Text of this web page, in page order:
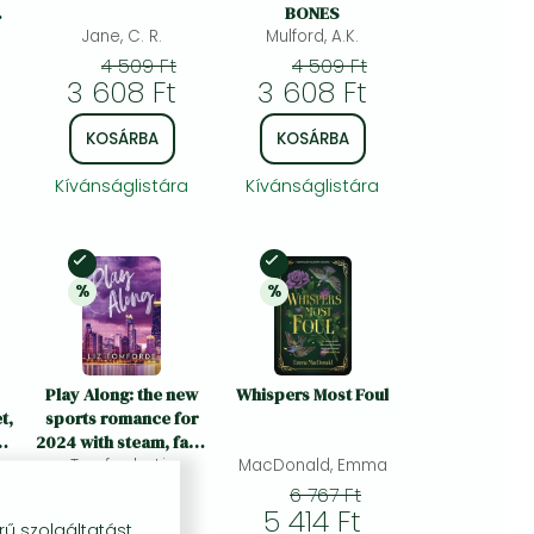
Jane, C. R.
4 509 Ft
3 608 Ft
KOSÁRBA
Kívánságlistára
BONES
Mulford, A.K.
4 509 Ft
3 608 Ft
KOSÁRBA
Kívánságlistára
Készleten
20%
% kedvezmény
Play Along: the new
sports romance for
2024 with steam, fake
dating and a Vegas
Tomforde, Liz
3 608 Ft
Készleten
20%
% kedvezmény
Whispers Most Foul
MacDonald, Emma
6 767 Ft
5 414 Ft
szolgáltatást